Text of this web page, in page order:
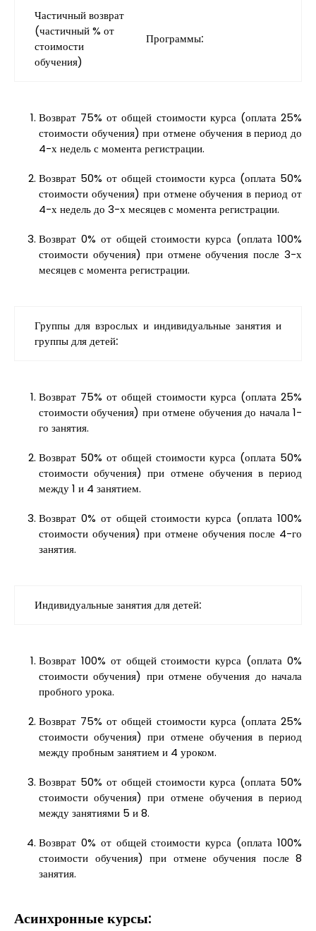
Частичный возврат
(частичный % от
стоимости
обучения)
Программы:
Возврат 75% от общей стоимости курса (оплата 25%
стоимости обучения) при отмене обучения в период до
4-х недель с момента регистрации.
Возврат 50% от общей стоимости курса (оплата 50%
стоимости обучения) при отмене обучения в период от
4-х недель до 3-х месяцев с момента регистрации.
Возврат 0% от общей стоимости курса (оплата 100%
стоимости обучения) при отмене обучения после 3-х
месяцев с момента регистрации.
Группы для взрослых и индивидуальные занятия и
группы для детей:
Возврат 75% от общей стоимости курса (оплата 25%
стоимости обучения) при отмене обучения до начала 1-
го занятия.
Возврат 50% от общей стоимости курса (оплата 50%
стоимости обучения) при отмене обучения в период
между 1 и 4 занятием.
Возврат 0% от общей стоимости курса (оплата 100%
стоимости обучения) при отмене обучения после 4-го
занятия.
Индивидуальные занятия для детей:
Возврат 100% от общей стоимости курса (оплата 0%
стоимости обучения) при отмене обучения до начала
пробного урока.
Возврат 75% от общей стоимости курса (оплата 25%
стоимости обучения) при отмене обучения в период
между пробным занятием и 4 уроком.
Возврат 50% от общей стоимости курса (оплата 50%
стоимости обучения) при отмене обучения в период
между занятиями 5 и 8.
Возврат 0% от общей стоимости курса (оплата 100%
стоимости обучения) при отмене обучения после 8
занятия.
Асинхронные курсы: